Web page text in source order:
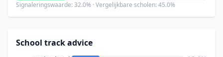
Signaleringswaarde: 32.0% · Vergelijkbare scholen: 45.0%
School track advice